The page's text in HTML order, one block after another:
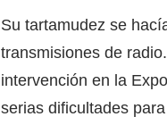
Su tartamudez se
transmisiones de
intervención en la
serias dificultades